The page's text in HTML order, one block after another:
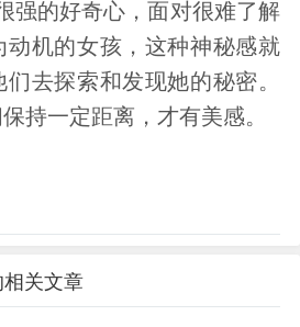
的好奇心，面对很难了解
动机的女孩，这种神秘感就
去探索和发现她的秘密。
持一定距离，才有美感。
相关文章